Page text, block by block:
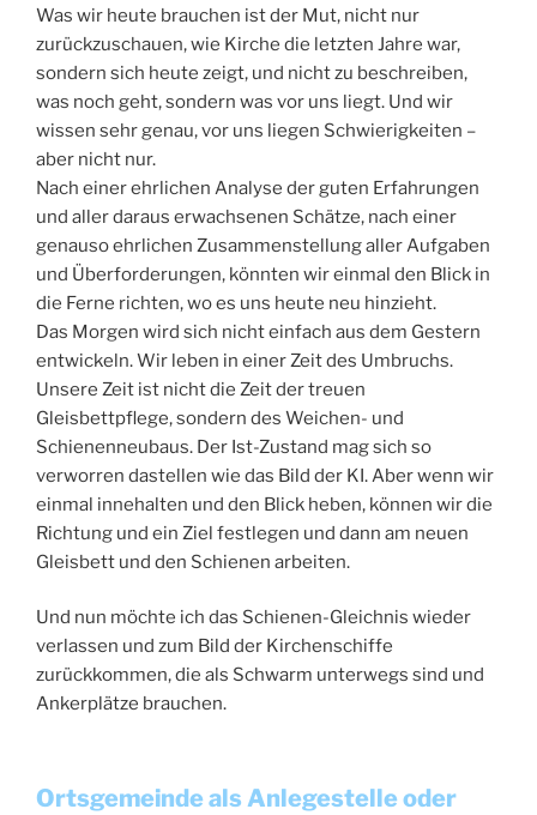
Was wir heute brauchen ist der Mut, nicht nur
zurückzuschauen, wie Kirche die letzten Jahre war,
sondern sich heute zeigt, und nicht zu beschreiben,
was noch geht, sondern was vor uns liegt. Und wir
wissen sehr genau, vor uns liegen Schwierigkeiten –
aber nicht nur.
Nach einer ehrlichen Analyse der guten Erfahrungen
und aller daraus erwachsenen Schätze, nach einer
genauso ehrlichen Zusammenstellung aller Aufgaben
und Überforderungen, könnten wir einmal den Blick in
die Ferne richten, wo es uns heute neu hinzieht.
Das Morgen wird sich nicht einfach aus dem Gestern
entwickeln. Wir leben in einer Zeit des Umbruchs.
Unsere Zeit ist nicht die Zeit der treuen
Gleisbettpflege, sondern des Weichen- und
Schienenneubaus. Der Ist-Zustand mag sich so
verworren dastellen wie das Bild der KI. Aber wenn wir
einmal innehalten und den Blick heben, können wir die
Richtung und ein Ziel festlegen und dann am neuen
Gleisbett und den Schienen arbeiten.
Und nun möchte ich das Schienen-Gleichnis wieder
verlassen und zum Bild der Kirchenschiffe
zurückkommen, die als Schwarm unterwegs sind und
Ankerplätze brauchen.
Ortsgemeinde als Anlegestelle oder